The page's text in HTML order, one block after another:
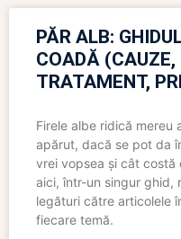
PĂR ALB:
COADĂ (CAUZE,
TRATAMENT,
Firele albe ridică mereu
apărut, dacă se pot da
vrei vopsea și cât costă
aici, într-un singur ghid,
legături către articolele
fiecare temă.